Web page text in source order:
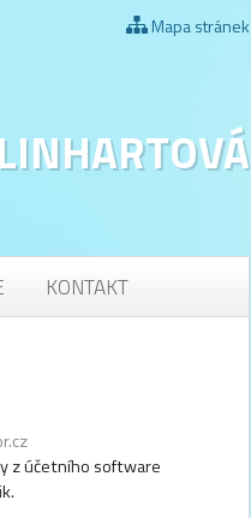
Mapa stránek
KONTAKT
z účetního software